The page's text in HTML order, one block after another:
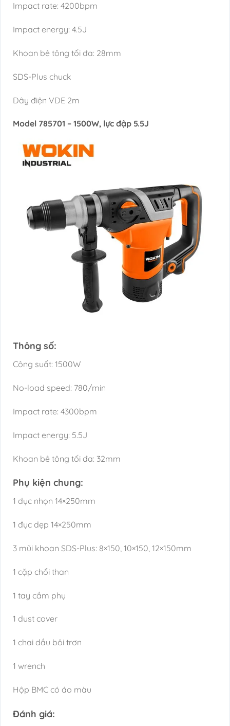
Impact rate: 4200bpm
Impact energy: 4.5J
Khoan bê tông tối đa: 28mm
SDS-Plus chuck
Dây điện VDE 2m
Model 785701 – 1500W, lực đập 5.5J
Thông số:
Công suất: 1500W
No-load speed: 780/min
Impact rate: 4300bpm
Impact energy: 5.5J
Khoan bê tông tối đa: 32mm
Phụ kiện chung:
1 đục nhọn 14×250mm
1 đục dẹp 14×250mm
3 mũi khoan SDS-Plus: 8×150, 10×150, 12×150mm
1 cặp chổi than
1 tay cầm phụ
1 dust cover
1 chai dầu bôi trơn
1 wrench
Hộp BMC có áo màu
Đánh giá: